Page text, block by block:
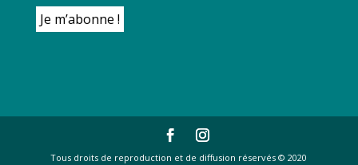
Tous droits de reproduction et de diffusion réservés © 2020